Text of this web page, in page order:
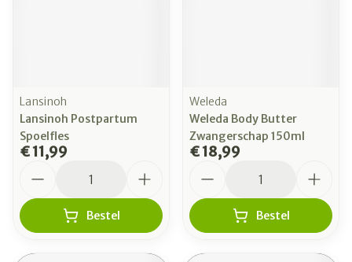
Lansinoh
Lansinoh Postpartum
Spoelfles
€ 11,99
Bestel
Weleda
Weleda Body Butter
Zwangerschap 150ml
€ 18,99
Bestel